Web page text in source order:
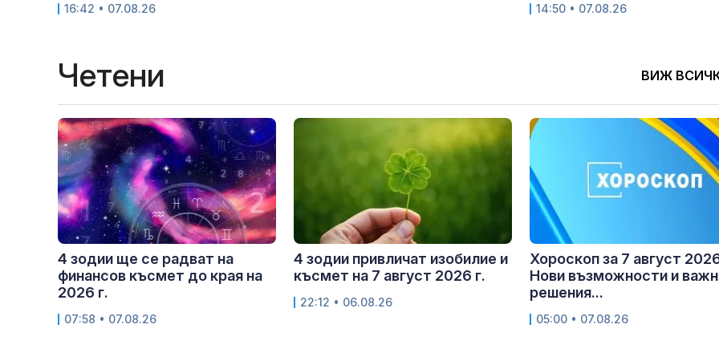
16:42 • 07.08.26 14:50 • 07.08.26
Четени ВИЖ
4 зодии ще се радват на
финансов късмет до края на
2026 г.
07:58 • 07.08.26
4 зодии привличат изобилие и
късмет на 7 август 2026 г.
22:12 • 06.08.26
Хороскоп за 7 август
Нови възможности и
решения...
05:00 • 07.08.26